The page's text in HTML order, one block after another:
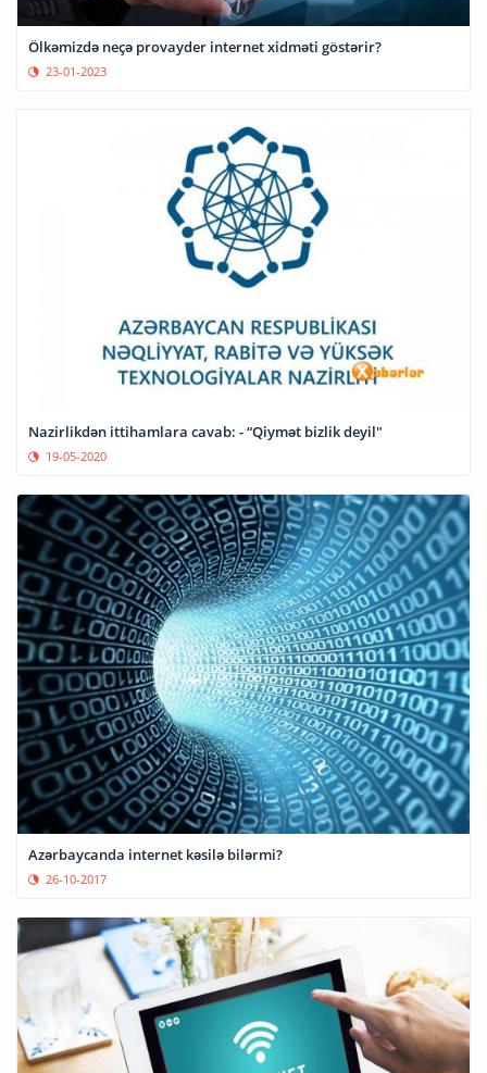
Ölkəmizdə neçə provayder internet xidməti göstərir?
23-01-2023
Nazirlikdən ittihamlara cavab: - “Qiymət bizlik deyil"
19-05-2020
Azərbaycanda internet kəsilə bilərmi?
26-10-2017